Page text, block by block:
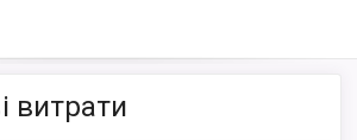
витрати